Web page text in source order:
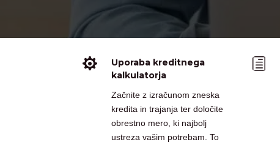

Uporaba kreditnega
kalkulatorja
Začnite z izračunom zneska
kredita in trajanja ter določite
obrestno mero, ki najbolj
ustreza vašim potrebam. To
h